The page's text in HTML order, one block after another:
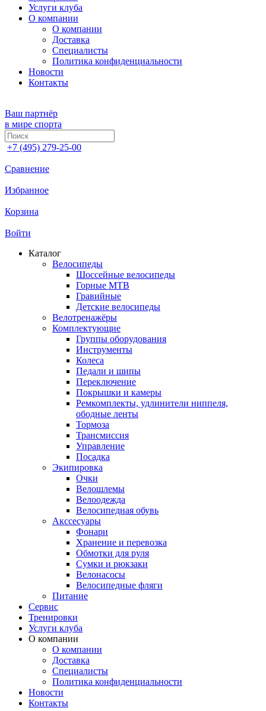
Услуги клуба
О компании
О компании
Доставка
Специалисты
Политика конфиденциальности
Новости
Контакты
Ваш партнёр
в мире спорта
+7 (495) 279-25-00
Сравнение
Избранное
Корзина
Войти
Каталог
Велосипеды
Шоссейные велосипеды
Горные МTB
Гравийные
Детские велосипеды
Велотренажёры
Комплектующие
Группы оборудования
Инструменты
Колеса
Педали и шипы
Переключение
Покрышки и камеры
Ремкомплекты, удлинители ниппеля,
ободные ленты
Тормоза
Трансмиссия
Управление
Посадка
Экипировка
Очки
Велошлемы
Велоодежда
Велосипедная обувь
Акссесуары
Фонари
Хранение и перевозка
Обмотки для руля
Сумки и рюкзаки
Велонасосы
Велосипедные фляги
Питание
Сервис
Тренировки
Услуги клуба
О компании
О компании
Доставка
Специалисты
Политика конфиденциальности
Новости
Контакты